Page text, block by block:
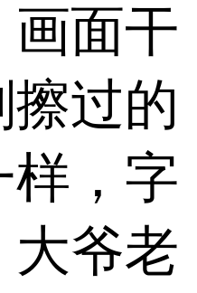
画面干
过的
样，字
大爷老